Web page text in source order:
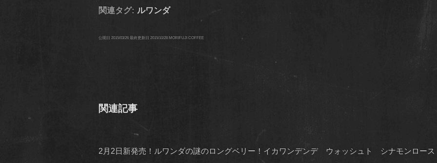
関連タグ: ルワンダ
公開日 2015/03/26 最終更新日 2015/10/28 MORIFUJI COFFEE
関連記事
2月2日新発売！ルワンダの謎のロングベリー！イカワンデンデ ウォッシュト シナモンロース